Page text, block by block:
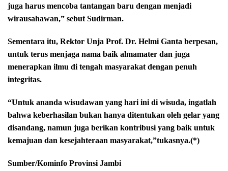
juga harus mencoba tantangan baru dengan menjadi
wirausahawan,” sebut Sudirman.
Sementara itu, Rektor Unja Prof. Dr. Helmi Ganta berpesan,
untuk terus menjaga nama baik almamater dan juga
menerapkan ilmu di tengah masyarakat dengan penuh
integritas.
“Untuk ananda wisudawan yang hari ini di wisuda, ingatlah
bahwa keberhasilan bukan hanya ditentukan oleh gelar yang
disandang, namun juga berikan kontribusi yang baik untuk
kemajuan dan kesejahteraan masyarakat,”tukasnya.(*)
Sumber/Kominfo Provinsi Jambi